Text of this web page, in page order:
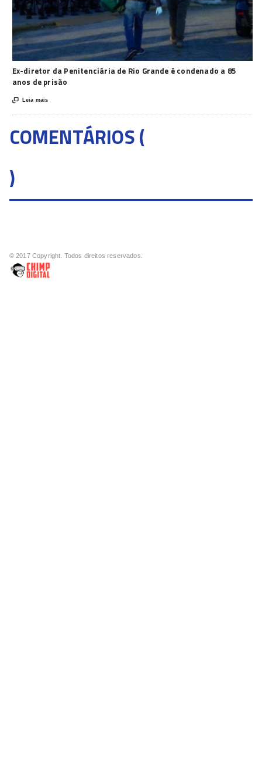
Ex-diretor da Penitenciária de Rio Grande é condenado a 85
anos de prisão
 Leia mais
COMENTÁRIOS (
)
© 2017 Copyright. Todos direitos reservados.